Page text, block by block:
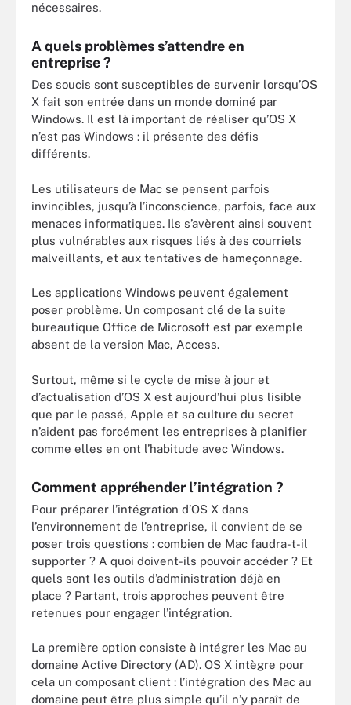
nécessaires.
A quels problèmes s’attendre en
entreprise ?
Des soucis sont susceptibles de survenir lorsqu’OS
X fait son entrée dans un monde dominé par
Windows. Il est là important de réaliser qu’OS X
n’est pas Windows : il présente des défis
différents.
Les utilisateurs de Mac se pensent parfois
invincibles, jusqu’à l’inconscience, parfois, face aux
menaces informatiques. Ils s’avèrent ainsi souvent
plus vulnérables aux risques liés à des courriels
malveillants, et aux tentatives de hameçonnage.
Les applications Windows peuvent également
poser problème. Un composant clé de la suite
bureautique Office de Microsoft est par exemple
absent de la version Mac, Access.
Surtout, même si le cycle de mise à jour et
d’actualisation d’OS X est aujourd’hui plus lisible
que par le passé, Apple et sa culture du secret
n’aident pas forcément les entreprises à planifier
comme elles en ont l’habitude avec Windows.
Comment appréhender l’intégration ?
Pour préparer l’intégration d’OS X dans
l’environnement de l’entreprise, il convient de se
poser trois questions : combien de Mac faudra-t-il
supporter ? A quoi doivent-ils pouvoir accéder ? Et
quels sont les outils d’administration déjà en
place ? Partant, trois approches peuvent être
retenues pour engager l’intégration.
La première option consiste à intégrer les Mac au
domaine Active Directory (AD). OS X intègre pour
cela un composant client : l’intégration des Mac au
domaine peut être plus simple qu’il n’y paraît de